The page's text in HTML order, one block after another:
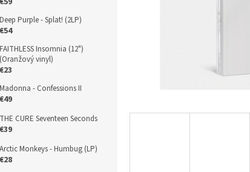
Deep Purple - Splat! (2LP)
€54
FAITHLESS Insomnia (12")
(Oranžový vinyl)
€23
Madonna - Confessions II
€49
THE CURE Seventeen Seconds
€39
Arctic Monkeys - Humbug (LP)
€28